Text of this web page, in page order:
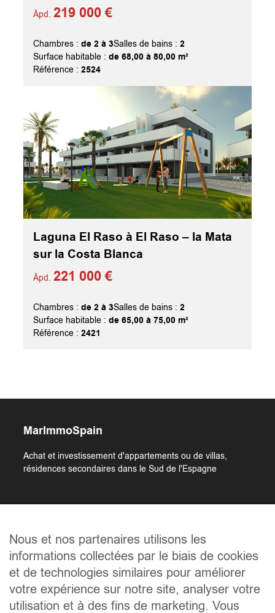
Àpd.219 000 €
Chambres :de 2 à 3Salles de bains :2
Surface habitable :de 68,00 à 80,00 m²
Référence :2524
Laguna El Raso à El Raso – la Mata
sur la Costa Blanca
Àpd.221 000 €
Chambres :de 2 à 3Salles de bains :2
Surface habitable :de 65,00 à 75,00 m²
Référence :2421
MarImmoSpain
Achat et investissement d'appartements ou de villas,
résidences secondaires dans le Sud de l'Espagne
Accueil
Qui sommes-nous ?
Les biens
Les régions
Nous et nos partenaires utilisons les
informations collectées par le biais de cookies
et de technologies similaires pour améliorer
votre expérience sur notre site, analyser votre
utilisation et à des fins de marketing. Vous